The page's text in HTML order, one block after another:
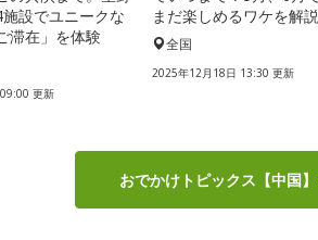
設でユニークな
滞在」を体験
更新
まだ楽しめるワケを解説
全国
2025年12月18日 13:30 更新
おでかけトピックス【中国